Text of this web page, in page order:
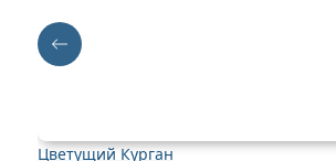
Цветущий Курган